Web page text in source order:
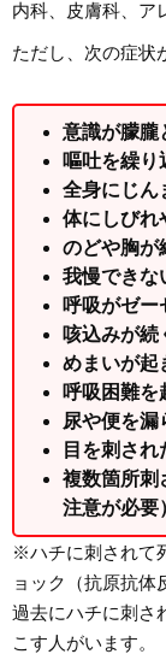
内科、皮膚科、ア
ただし、次の症状
意識が朦朧
嘔吐を繰り
全身にじん
体にしびれ
のどや胸が
我慢できな
呼吸がゼー
咳込みが続
めまいが起
呼吸困難を
尿や便を漏
目を刺され
複数箇所刺
注意が必要
※ハチに刺されて
ョック（抗原抗体
過去にハチに刺さ
こす人がいます。